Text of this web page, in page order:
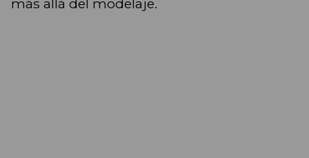
más allá del modelaje.